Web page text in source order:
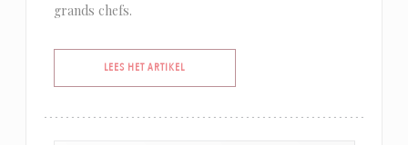
grands chefs.
LEES HET ARTIKEL((OPENT IN EEN NIEUW VENSTER))